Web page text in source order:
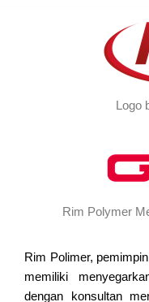
Logo
Rim Polymer
Rim Polimer,
memiliki
dengan konsultan